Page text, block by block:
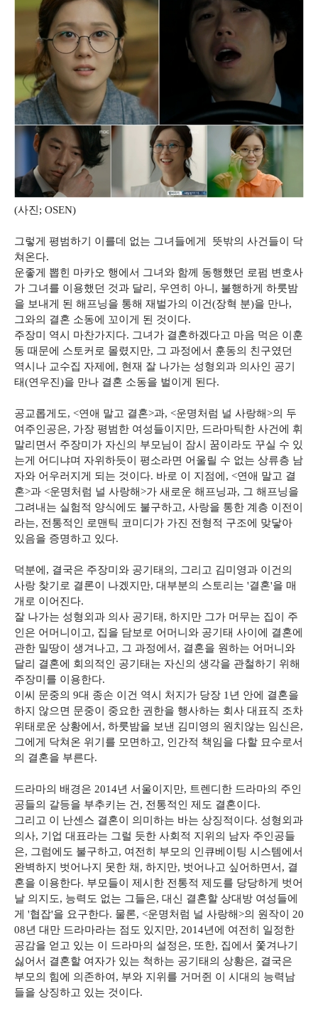
(사진; OSEN)
그렇게 평범하기 이를데 없는 그녀들에게 뜻밖의 사건들이 닥
쳐온다.
운좋게 뽑힌 마카오 행에서 그녀와 함께 동행했던 로펌 변호사
가 그녀를 이용했던 것과 달리, 우연히 아니, 불행하게 하룻밤
을 보내게 된 해프닝을 통해 재벌가의 이건(장혁 분)을 만나,
그와의 결혼 소동에 꼬이게 된 것이다.
주장미 역시 마찬가지다. 그녀가 결혼하겠다고 마음 먹은 이훈
동 때문에 스토커로 몰렸지만, 그 과정에서 훈동의 친구였던
역시나 교수집 자제에, 현재 잘 나가는 성형외과 의사인 공기
태(연우진)을 만나 결혼 소동을 벌이게 된다.
공교롭게도, <연애 말고 결혼>과, <운명처럼 널 사랑해>의 두
여주인공은, 가장 평범한 여성들이지만, 드라마틱한 사건에 휘
말리면서 주장미가 자신의 부모님이 잠시 꿈이라도 꾸실 수 있
는게 어디냐며 자위하듯이 평소라면 어울릴 수 없는 상류층 남
자와 어우러지게 되는 것이다. 바로 이 지점에, <연애 말고 결
혼>과 <운명처럼 널 사랑해>가 새로운 해프닝과, 그 해프닝을
그려내는 실험적 양식에도 불구하고, 사랑을 통한 계층 이전이
라는, 전통적인 로맨틱 코미디가 가진 전형적 구조에 맞닿아
있음을 증명하고 있다.
덕분에, 결국은 주장미와 공기태의, 그리고 김미영과 이건의
사랑 찾기로 결론이 나겠지만, 대부분의 스토리는 '결혼'을 매
개로 이어진다.
잘 나가는 성형외과 의사 공기태, 하지만 그가 머무는 집이 주
인은 어머니이고, 집을 담보로 어머니와 공기태 사이에 결혼에
관한 밀땅이 생겨나고, 그 과정에서, 결혼을 원하는 어머니와
달리 결혼에 회의적인 공기태는 자신의 생각을 관철하기 위해
주장미를 이용한다.
이씨 문중의 9대 종손 이건 역시 처지가 당장 1년 안에 결혼을
하지 않으면 문중이 중요한 권한을 행사하는 회사 대표직 조차
위태로운 상황에서, 하룻밤을 보낸 김미영의 원치않는 임신은,
그에게 닥쳐온 위기를 모면하고, 인간적 책임을 다할 묘수로서
의 결혼을 부른다.
드라마의 배경은 2014년 서울이지만, 트렌디한 드라마의 주인
공들의 갈등을 부추키는 건, 전통적인 제도 결혼이다.
그리고 이 난센스 결혼이 의미하는 바는 상징적이다. 성형외과
의사, 기업 대표라는 그럴 듯한 사회적 지위의 남자 주인공들
은, 그럼에도 불구하고, 여전히 부모의 인큐베이팅 시스템에서
완벽하지 벗어나지 못한 채, 하지만, 벗어나고 싶어하면서, 결
혼을 이용한다. 부모들이 제시한 전통적 제도를 당당하게 벗어
날 의지도, 능력도 없는 그들은, 대신 결혼할 상대방 여성들에
게 '협잡'을 요구한다. 물론, <운명처럼 널 사랑해>의 원작이 20
08년 대만 드라마라는 점도 있지만, 2014년에 여전히 일정한
공감을 얻고 있는 이 드라마의 설정은, 또한, 집에서 쫓겨나기
싫어서 결혼할 여자가 있는 척하는 공기태의 상황은, 결국은
부모의 힘에 의존하여, 부와 지위를 거머쥔 이 시대의 능력남
들을 상징하고 있는 것이다.